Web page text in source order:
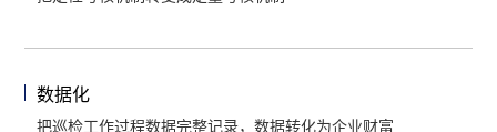
数据化
把巡检工作过程数据完整记录，数据转化为企业财富